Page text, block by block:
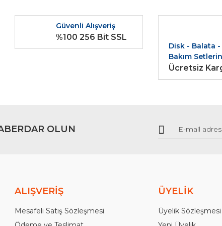
Güvenli Alışveriş
%100 256 Bit SSL
Disk - Balata -
Bakım
Ücretsiz
OLUN
ALIŞVERİŞ
Mesafeli Satış Sözleşmesi
ÜYELİK
Üyelik Sözleşmesi